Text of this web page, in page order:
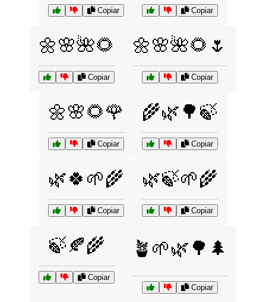
Copiar Copiar
🌼🌸🌺🌻
Copiar
🌼🌸🌺🌻🌷
Copiar
🌼🌸🌻🌹
Copiar
🌾🌿🌳🍃
Copiar
🌿🍀🌱🌾
Copiar
🌿🍃🌱🌾
Copiar
🍃🍂🌾
Copiar
🪴🌱🌿🌳🌲
Copiar